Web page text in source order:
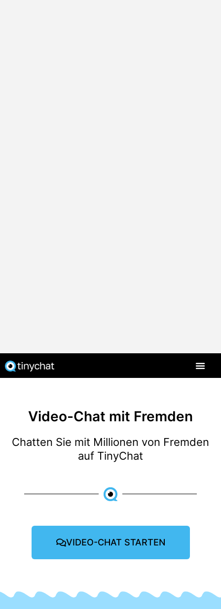
Video-Chat mit Fremden
Chatten Sie mit Millionen von Fremden
auf TinyChat
VIDEO-CHAT STARTEN